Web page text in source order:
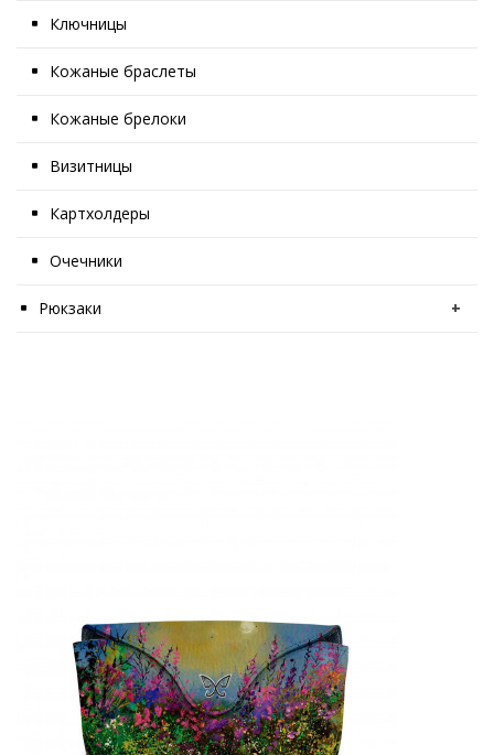
Ключницы
Кожаные браслеты
Кожаные брелоки
Визитницы
Картхолдеры
Очечники
Рюкзаки +